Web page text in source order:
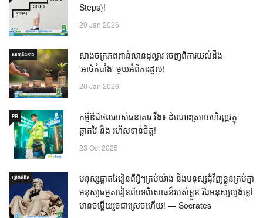
Steps)!
20 Jan 2026
សហគ្រិនភាព
សាងចក្រភពពាន់លានដុល្លារ ចេញពីការយល់ដឹង
'អាថ៌កំបាំង' មួយអំពីការដួល!
20 Jan 2026
PR
កម្ចីឌីជីថលរបស់ធនាគារ វីង៖ ដំណោះស្រាយហិរញ្ញវត្ថុ
ឆ្លាតវៃ និង រហ័សទាន់ចិត្ត!
23 Oct 2025
ឃ្លាំង​គំនិត
មនុស្សឆ្លាតវៃរៀនពីអ្វីៗគ្រប់យ៉ាង និងមនុស្សជុំវិញខ្លួនគ្រប់គ្នា
មនុស្សធម្មតារៀនពីបទពិសោធន៍របស់ខ្លួន រីឯមនុស្សល្ងង់ខ្លៅ
មានចម្លើយរួចជាស្រេចហើយ! — Socrates